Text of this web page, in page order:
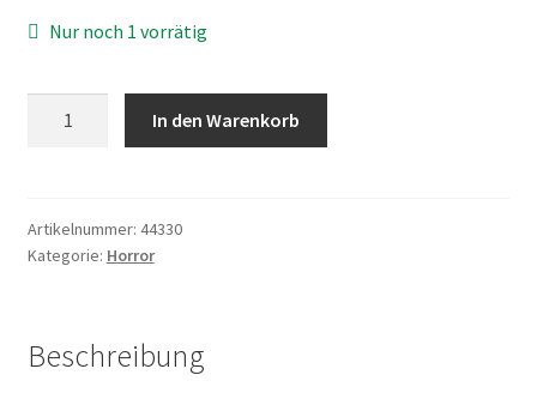
Nur noch 1 vorrätig
In den Warenkorb
Artikelnummer: 44330
Kategorie: Horror
Beschreibung